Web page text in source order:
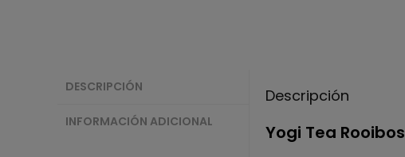
DESCRIPCIÓN
INFORMACIÓN ADICIONAL
Descripción
Yogi Tea Rooibos